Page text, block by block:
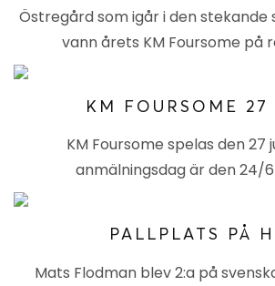
Östregård som igår i den
vann årets KM Foursome på
KM FOURSOME 27
KM Foursome spelas den 27
anmälningsdag är den 24/6
PALLPLATS PÅ
Mats Flodman blev 2:a på